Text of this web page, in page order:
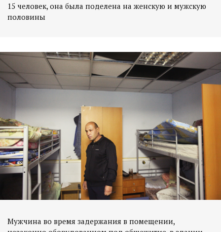
15 человек, она была поделена на женскую и мужскую
половины
Мужчина во время задержания в помещении,